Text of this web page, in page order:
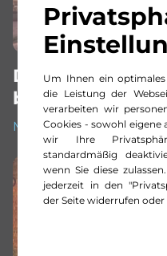
Um Ihnen ein
die Leistung der
verarbeiten wir
Cookies - sowohl eigene
wir Ihre
standardmäßig
wenn Sie diese
jederzeit in den
der Seite widerrufen oder
Der neue GLS
bestellbar
Mehr erfahren